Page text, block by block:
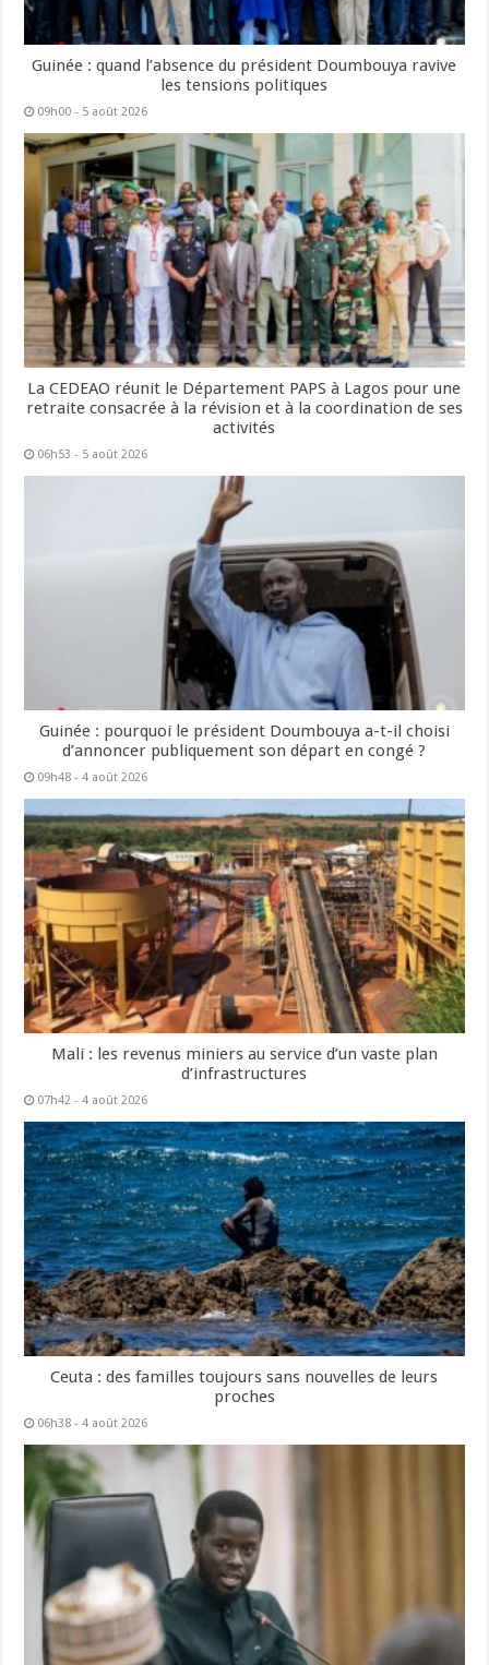
Guinée : quand l’absence du président Doumbouya ravive
les tensions politiques
09h00 - 5 août 2026
La CEDEAO réunit le Département PAPS à Lagos pour une
retraite consacrée à la révision et à la coordination de ses
activités
06h53 - 5 août 2026
Guinée : pourquoi le président Doumbouya a-t-il choisi
d’annoncer publiquement son départ en congé ?
09h48 - 4 août 2026
Mali : les revenus miniers au service d’un vaste plan
d’infrastructures
07h42 - 4 août 2026
Ceuta : des familles toujours sans nouvelles de leurs
proches
06h38 - 4 août 2026